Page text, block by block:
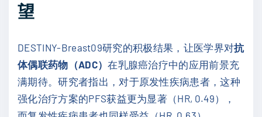
望
DESTINY-Breast09研究的积极结果，让医学界对抗
体偶联药物（ADC）在乳腺癌治疗中的应用前景充
满期待。研究者指出，对于原发性疾病患者，这种
强化治疗方案的PFS获益更为显著（HR, 0.49），